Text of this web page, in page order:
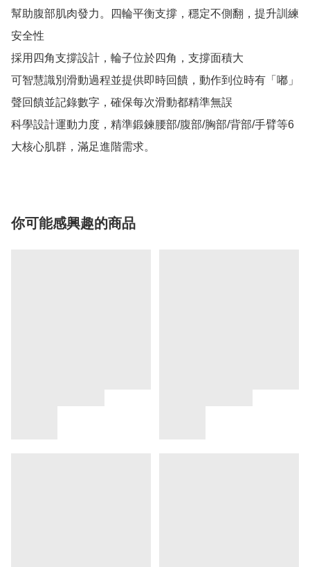
幫助腹部肌肉發力。四輪平衡支撐，穩定不側翻，提升訓練
安全性
採用四角支撐設計，輪子位於四角，支撐面積大
可智慧識別滑動過程並提供即時回饋，動作到位時有「嘟」
聲回饋並記錄數字，確保每次滑動都精準無誤
科學設計運動力度，精準鍛鍊腰部/腹部/胸部/背部/手臂等6
大核心肌群，滿足進階需求。
你可能感興趣的商品